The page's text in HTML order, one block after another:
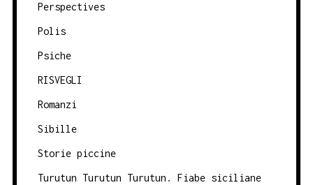
Perspectives
Polis
Psiche
RISVEGLI
Romanzi
Sibille
Storie piccine
Turutun Turutun Turutun. Fiabe siciliane